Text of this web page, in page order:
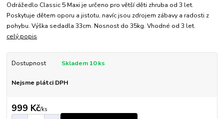
Odrážedlo Classic 5 Maxi je určeno pro větší děti zhruba od 3 let.
Poskytuje dětem oporu a jistotu, navíc jsou zdrojem zábavy a radosti z
pohybu. Výška sedadla 33cm. Nosnost do 35kg. Vhodné od 3 let.
celý popis
Dostupnost Skladem 10 ks
Nejsme plátci DPH
999 Kč/ks